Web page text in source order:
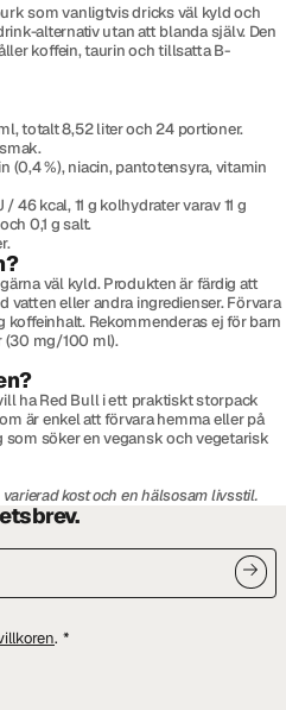
som vanligtvis dricks väl kyld och
alternativ utan att blanda själv. Den
koffein, taurin och tillsatta B-
totalt 8,52 liter och 24 portioner.
(0,4 %), niacin, pantotensyra, vitamin
46 kcal, 11 g kolhydrater varav 11 g
0,1 g salt.
väl kyld. Produkten är färdig att
vatten eller andra ingredienser. Förvara
Rekommenderas ej för barn
(30 mg/100 ml).
ha Red Bull i ett praktiskt storpack
är enkel att förvara hemma eller på
söker en vegansk och vegetarisk
kost och en hälsosam livsstil.
. *